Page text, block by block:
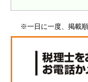
※一日に一度、掲載